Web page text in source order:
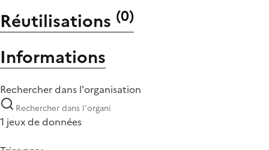
Réutilisations (0)
Informations
Rechercher dans l'organisation
1 jeux de données